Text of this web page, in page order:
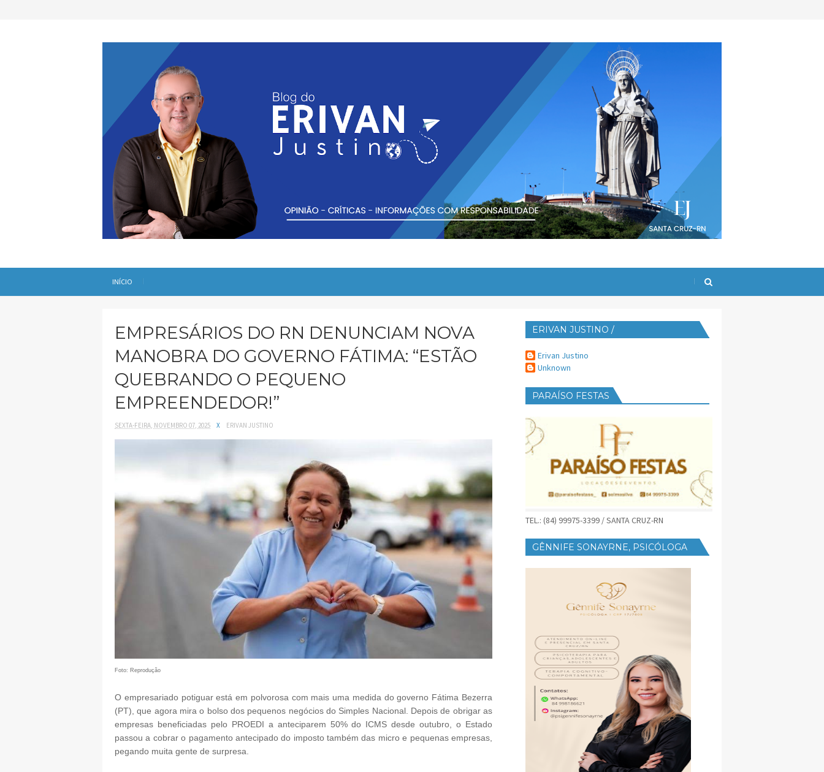
INÍCIO
EMPRESÁRIOS DO RN DENUNCIAM NOVA
MANOBRA DO GOVERNO FÁTIMA: “ESTÃO
QUEBRANDO O PEQUENO
EMPREENDEDOR!”
SEXTA-FEIRA, NOVEMBRO 07, 2025 X ERIVAN JUSTINO
Foto: Reprodução
O empresariado potiguar está em polvorosa com mais uma medida do governo Fátima Bezerra
(PT), que agora mira o bolso dos pequenos negócios do Simples Nacional. Depois de obrigar as
empresas beneficiadas pelo PROEDI a anteciparem 50% do ICMS desde outubro, o Estado
passou a cobrar o pagamento antecipado do imposto também das micro e pequenas empresas,
pegando muita gente de surpresa.
ERIVAN JUSTINO /
Erivan Justino
Unknown
PARAÍSO FESTAS
TEL.: (84) 99975-3399 / SANTA CRUZ-RN
GÊNNIFE SONAYRNE, PSICÓLOGA